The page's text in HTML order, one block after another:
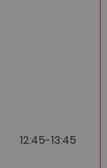
12:45-13:45